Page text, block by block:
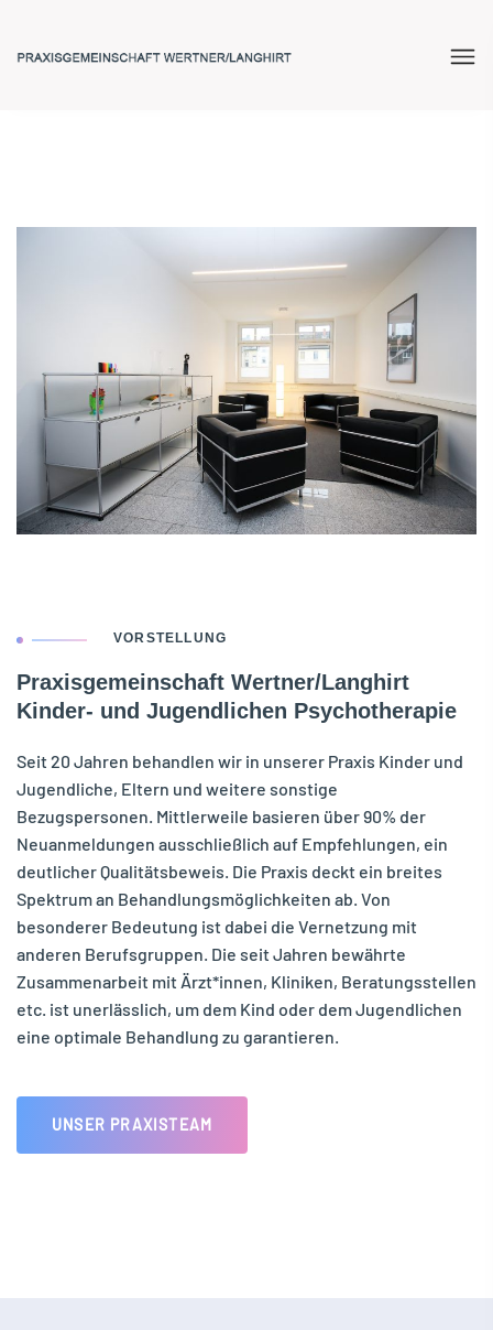
VORSTELLUNG
Praxisgemeinschaft Wertner/Langhirt
Kinder- und Jugendlichen Psychotherapie
Seit 20 Jahren behandlen wir in unserer Praxis Kinder und
Jugendliche, Eltern und weitere sonstige
Bezugspersonen. Mittlerweile basieren über 90% der
Neuanmeldungen ausschließlich auf Empfehlungen, ein
deutlicher Qualitätsbeweis. Die Praxis deckt ein breites
Spektrum an Behandlungsmöglichkeiten ab. Von
besonderer Bedeutung ist dabei die Vernetzung mit
anderen Berufsgruppen. Die seit Jahren bewährte
Zusammenarbeit mit Ärzt*innen, Kliniken, Beratungsstellen
etc. ist unerlässlich, um dem Kind oder dem Jugendlichen
eine optimale Behandlung zu garantieren.
UNSER PRAXISTEAM